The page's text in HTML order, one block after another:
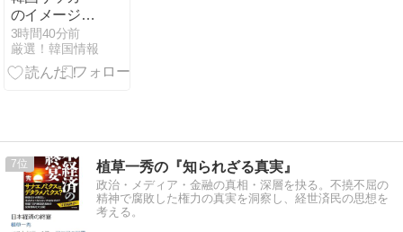
のイメージが
墜落
3時間40分前
厳選！韓国情報
7 植草一秀の『知られざる真実』
政治・メディア・金融の真相・深層を抉る。不撓不屈の
精神で腐敗した権力の真実を洞察し、経世済民の思想を
考える。